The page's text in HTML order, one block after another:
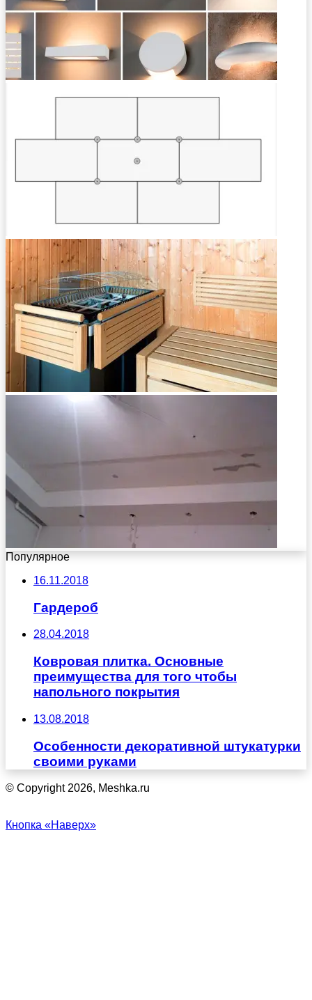
Популярное
16.11.2018
Гардероб
28.04.2018
Ковровая плитка. Основные
преимущества для того чтобы
напольного покрытия
13.08.2018
Особенности декоративной штукатурки
своими руками
© Copyright 2026, Meshka.ru
Кнопка «Наверх»